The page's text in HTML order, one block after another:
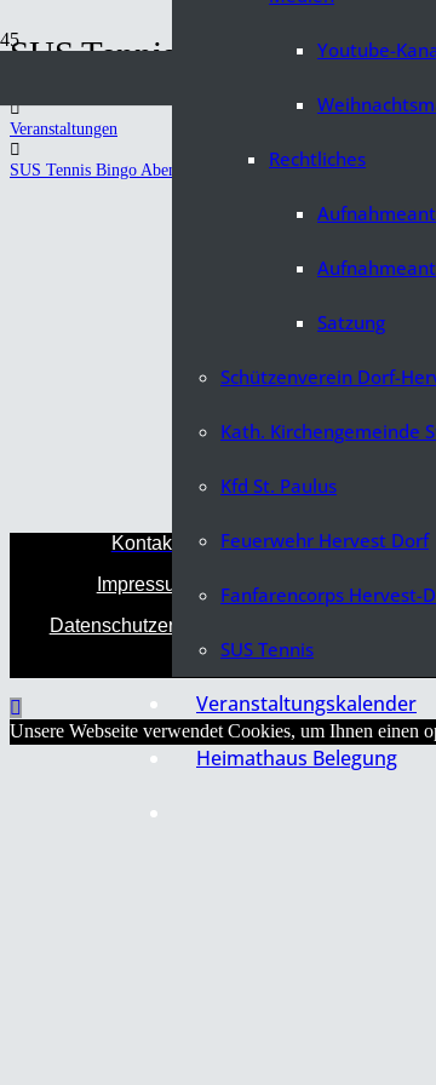
Youtube-
Rechtliches
Satzung
Schützenverein Dorf-
Kath. Kirchengemeinde
Kfd St. Paulus
Feuerwehr Hervest Dorf
Fanfarencorps Hervest-
SUS Tennis
Veranstaltungskalender
Heimathaus Belegung
SUS Tennis Bingo Abend
Veranstaltungen
SUS Tennis Bingo Abend
WANN: 13.
WO:
46284
KONTAKT:
+49
Kontakt
Impressum
Datenschutzerklärung
2026 © Copyright
Unsere Webseite verwendet Cookies, um Ihnen einen